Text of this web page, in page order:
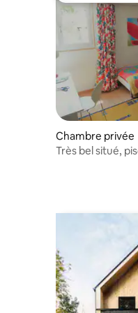
Chambre privée
Très bel situé,